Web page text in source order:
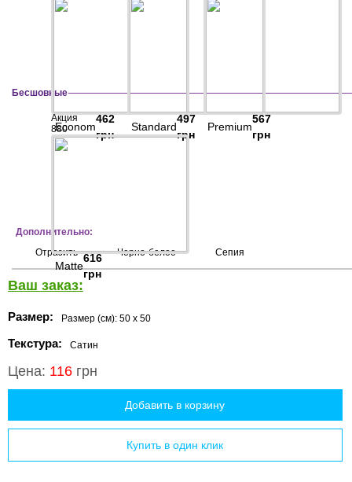
Econom
462
грн
Standard
497
грн
Premium
567
грн
Бесшовные
Акция
880
Matte
616
грн
Дополнительно:
Отразить
Черно-белое Сепия
Ваш заказ:
Размер: Размер (см): 50 x 50
Текстура: Сатин
Цена: 116 грн
Добавить в корзину
Купить в один клик